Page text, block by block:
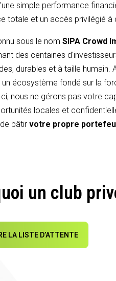
simple performance
totale et un accès privilégié
sous le nom SIPA Crowd
des centaines
durables et à taille humain.
un écosystème fondé sur la
nous ne gérons pas votre
locales et
bâtir votre propre
un club
LA LISTE D’ATTENTE